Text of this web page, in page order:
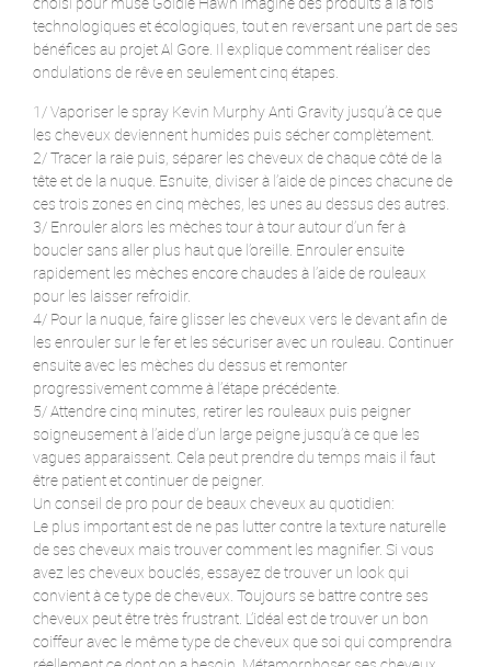
technologiques et écologiques, tout en reversant une part de ses
bénéfices au projet Al Gore. Il explique comment réaliser des
ondulations de rêve en seulement cinq étapes.
1/ Vaporiser le spray Kevin Murphy Anti Gravity jusqu’à ce que
les cheveux deviennent humides puis sécher complètement.
2/ Tracer la raie puis, séparer les cheveux de chaque côté de la
tête et de la nuque. Esnuite, diviser à l’aide de pinces chacune de
ces trois zones en cinq mèches, les unes au dessus des autres.
3/ Enrouler alors les mèches tour à tour autour d’un fer à
boucler sans aller plus haut que l’oreille. Enrouler ensuite
rapidement les mèches encore chaudes à l’aide de rouleaux
pour les laisser refroidir.
4/ Pour la nuque, faire glisser les cheveux vers le devant afin de
les enrouler sur le fer et les sécuriser avec un rouleau. Continuer
ensuite avec les mèches du dessus et remonter
progressivement comme à l’étape précédente.
5/ Attendre cinq minutes, retirer les rouleaux puis peigner
soigneusement à l’aide d’un large peigne jusqu’à ce que les
vagues apparaissent. Cela peut prendre du temps mais il faut
être patient et continuer de peigner.
Un conseil de pro pour de beaux cheveux au quotidien:
Le plus important est de ne pas lutter contre la texture naturelle
de ses cheveux mais trouver comment les magnifier. Si vous
avez les cheveux bouclés, essayez de trouver un look qui
convient à ce type de cheveux. Toujours se battre contre ses
cheveux peut être très frustrant. L’idéal est de trouver un bon
coiffeur avec le même type de cheveux que soi qui comprendra